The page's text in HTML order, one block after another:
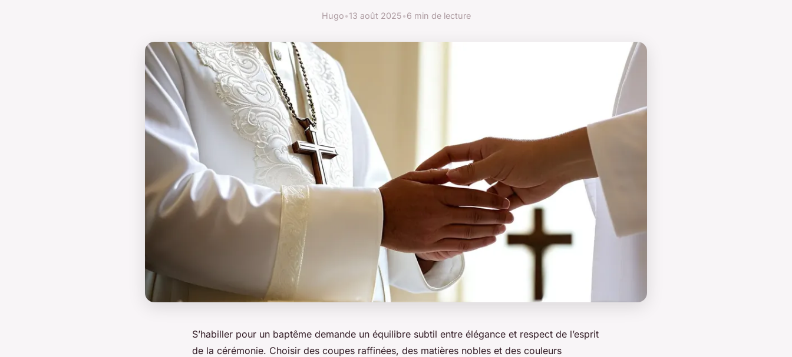
Hugo•13 août 2025•6 min de lecture
S’habiller pour un baptême demande un équilibre subtil entre élégance et respect de l’esprit
de la cérémonie. Choisir des coupes raffinées, des matières nobles et des couleurs